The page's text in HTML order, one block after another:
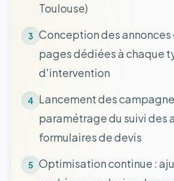
Toulouse)
3 Conception des
pages dédiées à chaque
d'intervention
4 Lancement des
paramétrage du suivi des
formulaires de devis
5 Optimisation continue :